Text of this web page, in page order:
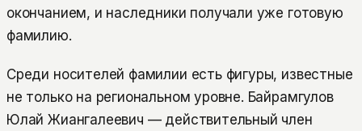
окончанием, и наследники получали уже готовую
фамилию.
Среди носителей фамилии есть фигуры, известные
не только на региональном уровне. Байрамгулов
Юлай Жиангалеевич — действительный член